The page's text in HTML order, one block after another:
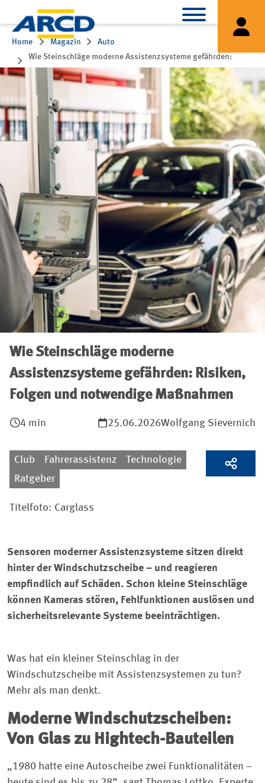
Home Magazin
Auto
Wie Steinschläge moderne Assistenzsysteme gefährden:
Risiken, Folgen und notwendige Maßnahmen
Wie Steinschläge moderne
Assistenzsysteme gefährden: Risiken,
Folgen und notwendige Maßnahmen
4 min 25.06.2026Wolfgang Sievernich
Club Fahrerassistenz
Technologie
Ratgeber
Titelfoto: Carglass
Sensoren moderner Assistenzsysteme sitzen direkt
hinter der Windschutzscheibe – und reagieren
empfindlich auf Schäden. Schon kleine Steinschläge
können Kameras stören, Fehlfunktionen auslösen und
sicherheitsrelevante Systeme beeinträchtigen.
Was hat ein kleiner Steinschlag in der
Windschutzscheibe mit Assistenzsystemen zu tun?
Mehr als man denkt.
Moderne Windschutzscheiben:
Von Glas zu Hightech-Bauteilen
„1980 hatte eine Autoscheibe zwei Funktionalitäten –